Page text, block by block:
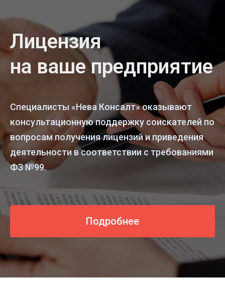
Лицензия
на ваше предприятие
Специалисты «Нева Консалт» оказывают
консультационную поддержку соискателей по
вопросам получения лицензий и приведения
деятельности в соответствии с требованиями
ФЗ №99.
Подробнее